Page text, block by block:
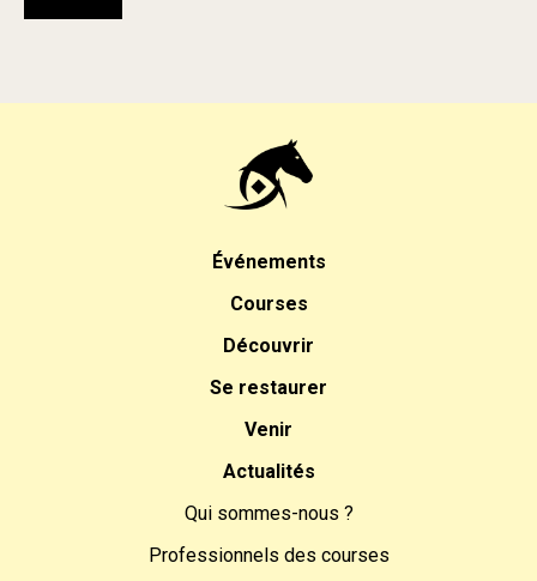
Événements
Courses
Découvrir
Se restaurer
Venir
Actualités
Qui sommes-nous ?
Professionnels des courses